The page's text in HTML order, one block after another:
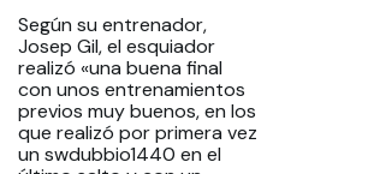
Según su entrenador,
Josep Gil, el esquiador
realizó «una buena final
con unos entrenamientos
previos muy buenos, en los
que realizó por primera vez
un swdubbio1440 en el